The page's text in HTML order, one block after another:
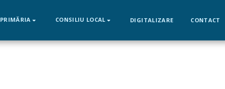
PRIMĂRIA CONSILIU LOCAL DIGITALIZARE CONTACT